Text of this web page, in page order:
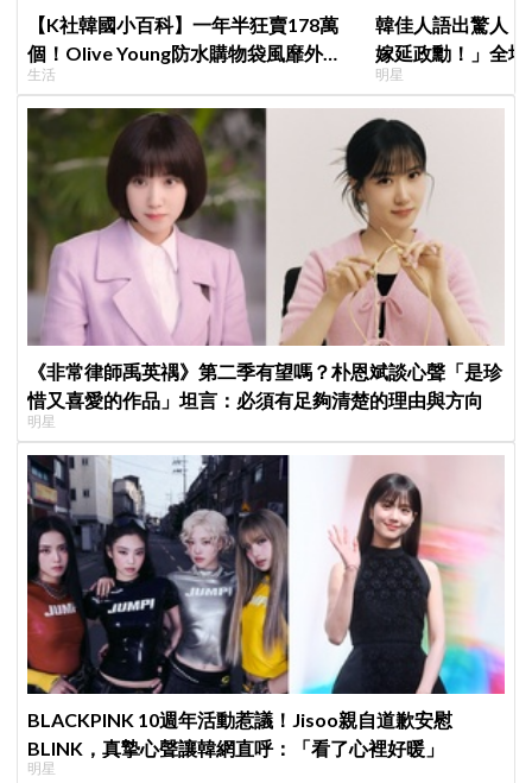
【K社韓國小百科】一年半狂賣178萬
個！Olive Young防水購物袋風靡外國
遊客，機場「人手一個」成新奇景
生活
韓佳人語出驚人
嫁延政勳！」全
實原因笑翻
明星
《非常律師禹英禑》第二季有望嗎？朴恩斌談心聲「是珍
惜又喜愛的作品」坦言：必須有足夠清楚的理由與方向
明星
BLACKPINK 10週年活動惹議！Jisoo親自道歉安慰
BLINK，真摯心聲讓韓網直呼：「看了心裡好暖」
明星